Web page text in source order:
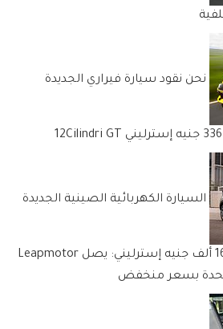
نحن نقود سيارة فيراري الجديدة
السيارة الكهربائية الصينية الجديدة
التي تقل قيمتها عن 16 ألف جنيه إسترليني: يصل Leapmotor